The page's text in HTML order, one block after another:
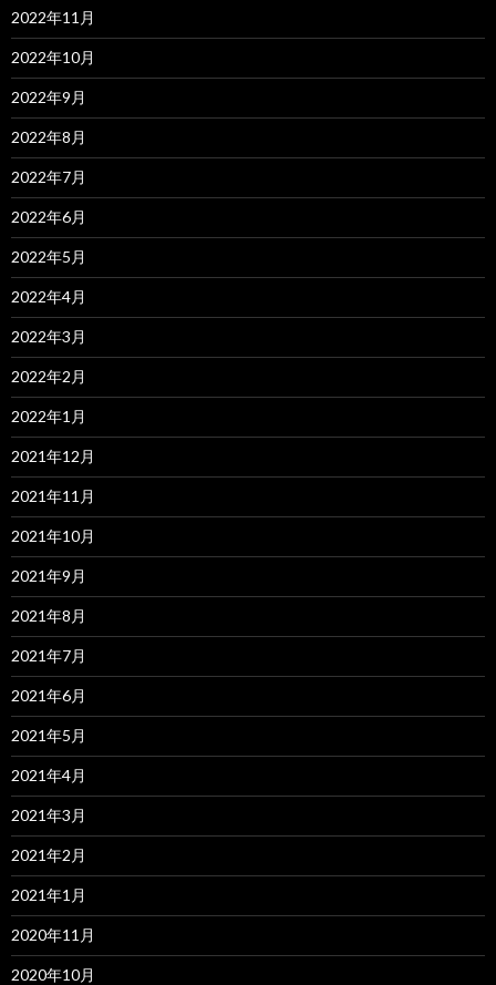
2022年11月
2022年10月
2022年9月
2022年8月
2022年7月
2022年6月
2022年5月
2022年4月
2022年3月
2022年2月
2022年1月
2021年12月
2021年11月
2021年10月
2021年9月
2021年8月
2021年7月
2021年6月
2021年5月
2021年4月
2021年3月
2021年2月
2021年1月
2020年11月
2020年10月